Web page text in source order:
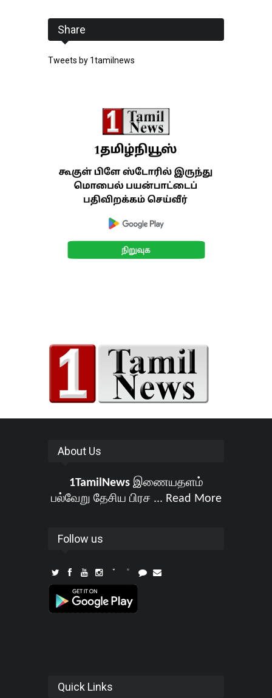
Share
Tweets by 1tamilnews
About Us
1TamilNewsஇணையதளம்
பல்வேறு தேசிய பிரச ... Read More
Follow us
Quick Links